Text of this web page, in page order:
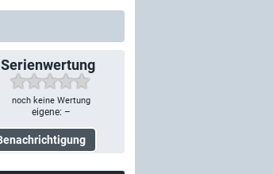
Serienwertung
noch keine Wertung
eigene: –